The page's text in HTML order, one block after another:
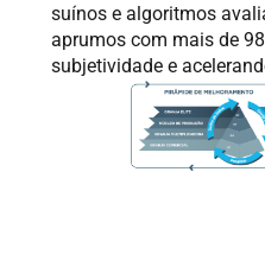
suínos e algoritmos
aprumos com mais de
subjetividade e